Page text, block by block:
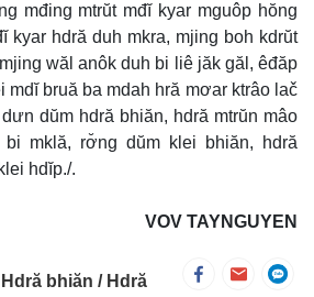
mđing mtrŭt mđĭ kyar mguôp hŏng
kyar hdră duh mkra, mjing boh kdrŭt
wăl anôk duh bi liê jăk găl, êđăp
mdĭ bruă ba mdah hră mơar ktrâo lač
dŭm hdră bhiăn, hdră mtrŭn mâo
mklă, rơ̆ng dŭm klei bhiăn, hdră
hdĭp./.
VOV TAYNGUYEN
bhiăn
Hdră